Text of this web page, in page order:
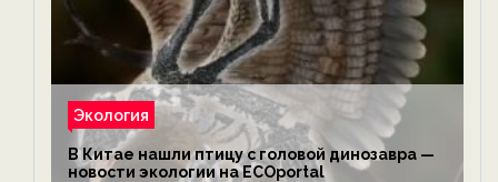
Экология
В Китае нашли птицу с головой динозавра —
новости экологии на ECOportal